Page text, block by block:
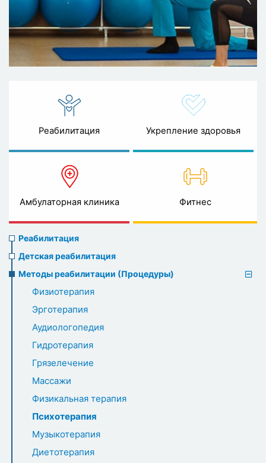
Реабилитация Укрепление здоровья
Амбулаторная клиника Фитнес
Rehabilitation
menu
Реабилитация
Детская реабилитация
Методы реабилитации (Процедуры)
Физиотерапия
Эрготерапия
Аудиологопедия
Гидротерапия
Грязелечение
Массажи
Физикальная терапия
Психотерапия
Музыкотерапия
Диетотерапия